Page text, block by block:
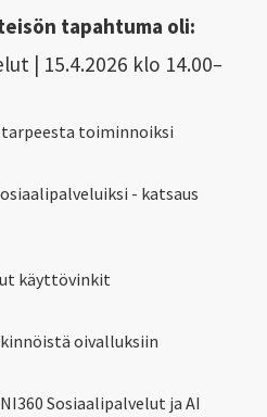
tapahtuma oli:
| 15.4.2026 klo 14.00–
toiminnoiksi
- katsaus
käyttövinkit
oivalluksiin
Sosiaalipalvelut ja AI